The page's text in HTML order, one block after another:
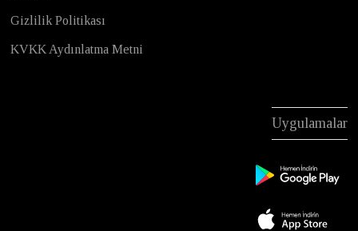
Gizlilik Politikası
KVKK Aydınlatma Metni
Uygulamalar